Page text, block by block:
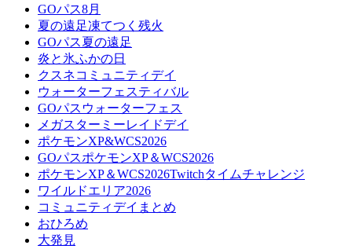
GOパス8月
夏の遠足凍てつく残火
GOパス夏の遠足
炎と氷ふかの日
クスネコミュニティデイ
ウォーターフェスティバル
GOパスウォーターフェス
メガスターミーレイドデイ
ポケモンXP&WCS2026
GOパスポケモンXP＆WCS2026
ポケモンXP＆WCS2026Twitchタイムチャレンジ
ワイルドエリア2026
コミュニティデイまとめ
おひろめ
大発見